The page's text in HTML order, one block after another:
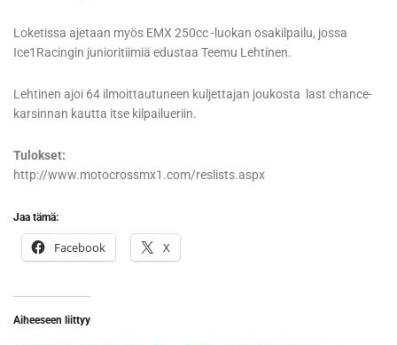
Loketissa ajetaan myös EMX 250cc -luokan osakilpailu, jossa
Ice1Racingin junioritiimiä edustaa Teemu Lehtinen.
Lehtinen ajoi 64 ilmoittautuneen kuljettajan joukosta last chance-
karsinnan kautta itse kilpailueriin.
Tulokset:
http://www.motocrossmx1.com/reslists.aspx
Jaa tämä:
Facebook X
Aiheeseen liittyy